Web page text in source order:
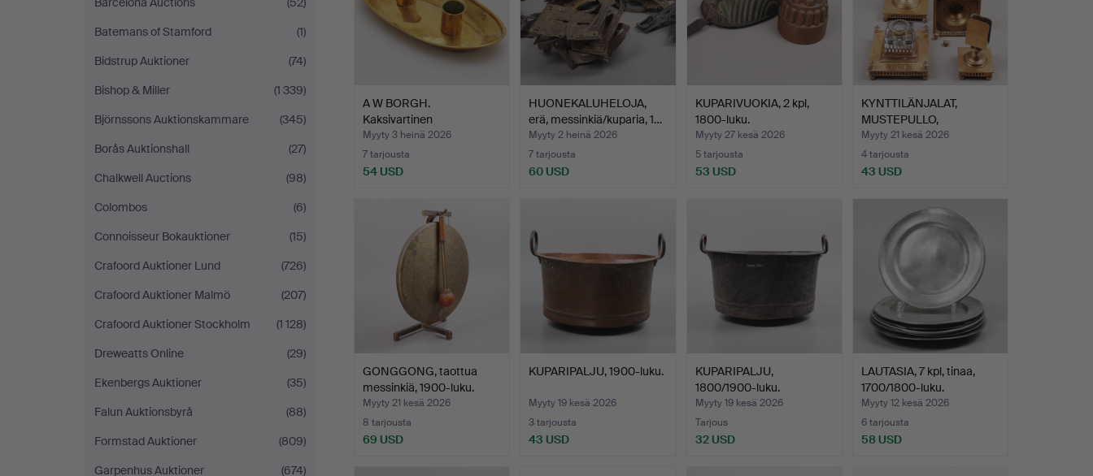
Batemans of Stamford
(1)
Bidstrup Auktioner
(74)
Bishop & Miller
(1 339)
Björnssons Auktionskammare
(345)
Borås Auktionshall
(27)
Chalkwell Auctions
(98)
Colombos
(6)
Connoisseur Bokauktioner
(15)
Crafoord Auktioner Lund
(726)
Crafoord Auktioner Malmö
(207)
Crafoord Auktioner Stockholm
(1 128)
Dreweatts Online
(29)
Ekenbergs Auktioner
(35)
Falun Auktionsbyrå
(88)
Formstad Auktioner
(809)
Garpenhus Auktioner
(674)
A W BORGH.
Kaksivartinen
kynttilänjalka, m…
Myyty 3 heinä 2026
7 tarjousta
54 USD
HUONEKALUHELOJA,
erä, messinkiä/kuparia, 1…
Myyty 2 heinä 2026
7 tarjousta
60 USD
KUPARIVUOKIA, 2 kpl,
1800-luku.
Myyty 27 kesä 2026
5 tarjousta
53 USD
KYNTTILÄNJALAT,
MUSTEPULLO,
TULITIKKUTELIN…
Myyty 21 kesä 2026
4 tarjousta
43 USD
GONGGONG, taottua
messinkiä, 1900-luku.
Myyty 21 kesä 2026
8 tarjousta
69 USD
KUPARIPALJU, 1900-luku.
Myyty 19 kesä 2026
3 tarjousta
43 USD
KUPARIPALJU,
1800/1900-luku.
Myyty 19 kesä 2026
Tarjous
32 USD
LAUTASIA, 7 kpl, tinaa,
1700/1800-luku.
Myyty 12 kesä 2026
6 tarjousta
58 USD